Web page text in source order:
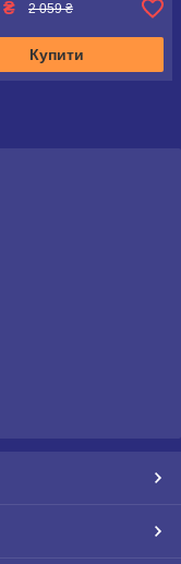
₴ 2 059 ₴
Купити